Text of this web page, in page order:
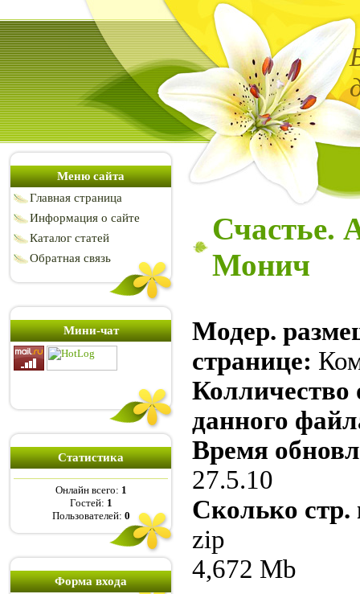
Меню сайта
Главная страница
Информация о сайте
Каталог статей
Обратная связь
Мини-чат
Статистика
Онлайн всего: 1
Гостей: 1
Пользователей: 0
Форма входа
Счастье.
Монич
Модер.
странице:
Колличество
данного
Время
27.5.10
Сколько
zip
4,672 Mb